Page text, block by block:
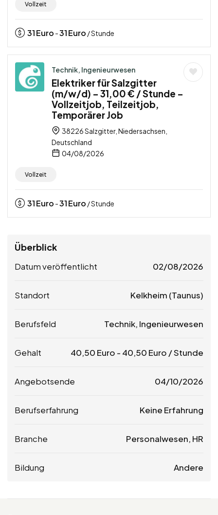
Vollzeit
31Euro -31Euro / Stunde
Technik, Ingenieurwesen
Elektriker für Salzgitter
(m/w/d) – 31,00 € / Stunde –
Vollzeitjob, Teilzeitjob,
Temporärer Job
38226 Salzgitter, Niedersachsen,
Deutschland
04/08/2026
Vollzeit
31Euro -31Euro / Stunde
Überblick
Datum veröffentlicht 02/08/2026
Standort Kelkheim (Taunus)
Berufsfeld Technik, Ingenieurwesen
Gehalt 40,50 Euro - 40,50 Euro / Stunde
Angebotsende 04/10/2026
Berufserfahrung Keine Erfahrung
Branche Personalwesen, HR
Bildung Andere